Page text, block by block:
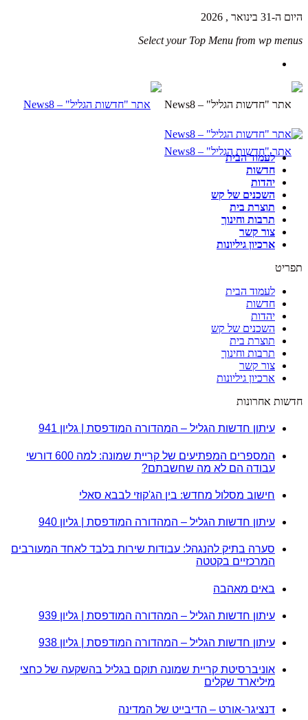
היום ה-31 בינואר , 2026
Select your Top Menu from wp menus
לעמוד הבית
חדשות
יהדות
השכנים של קש
תוצרת בית
תרבות וחינוך
צור קשר
ארכיון גיליונות
תפריט
לעמוד הבית
חדשות
יהדות
השכנים של קש
תוצרת בית
תרבות וחינוך
צור קשר
ארכיון גיליונות
חדשות אחרונות
עיתון חדשות הגליל – המהדורה המודפסת | גליון 941
המספרים המפתיעים של קריית שמונה: למה 600 דורשי
עבודה הם לא מה שחשבתם?
חישוב מסלול מחדש: בין הג'קוזי לבבא סאלי
עיתון חדשות הגליל – המהדורה המודפסת | גליון 940
סערה בתיק להנגהל: עבודות שירות בלבד לאחד המעורבים
המרכזיים בקטטה
באים מאהבה
עיתון חדשות הגליל – המהדורה המודפסת | גליון 939
עיתון חדשות הגליל – המהדורה המודפסת | גליון 938
אוניברסיטת קריית שמונה תוקם בגליל בהשקעה של כחצי
מיליארד שקלים
דנציגר-אורט – הדיבייט של המדינה